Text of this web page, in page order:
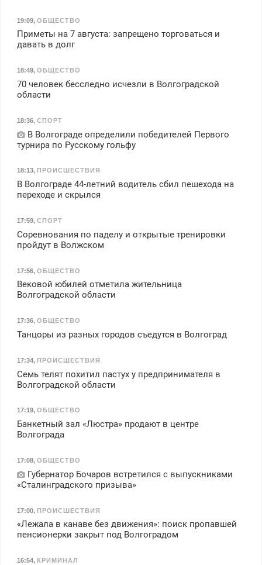
19:09, ОБЩЕСТВО
Приметы на 7 августа: запрещено торговаться и
давать в долг
18:49, ОБЩЕСТВО
70 человек бесследно исчезли в Волгоградской
области
18:36, СПОРТ
В Волгограде определили победителей Первого
турнира по Русскому гольфу
18:13, ПРОИСШЕСТВИЯ
В Волгограде 44-летний водитель сбил пешехода на
переходе и скрылся
17:59, СПОРТ
Соревнования по паделу и открытые тренировки
пройдут в Волжском
17:56, ОБЩЕСТВО
Вековой юбилей отметила жительница
Волгоградской области
17:36, ОБЩЕСТВО
Танцоры из разных городов съедутся в Волгоград
17:34, ПРОИСШЕСТВИЯ
Семь телят похитил пастух у предпринимателя в
Волгоградской области
17:19, ОБЩЕСТВО
Банкетный зал «Люстра» продают в центре
Волгограда
17:08, ОБЩЕСТВО
Губернатор Бочаров встретился с выпускниками
«Сталинградского призыва»
17:00, ПРОИСШЕСТВИЯ
«Лежала в канаве без движения»: поиск пропавшей
пенсионерки закрыт под Волгоградом
16:54, КРИМИНАЛ